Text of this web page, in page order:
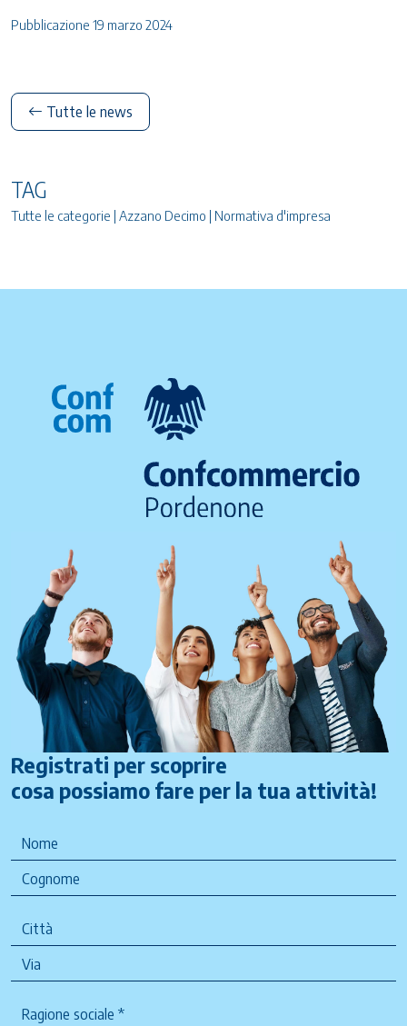
Pubblicazione 19 marzo 2024
Tutte le news
TAG
Tutte le categorie | Azzano Decimo | Normativa d'impresa
Registrati per scoprire
cosa possiamo fare per la tua attività!